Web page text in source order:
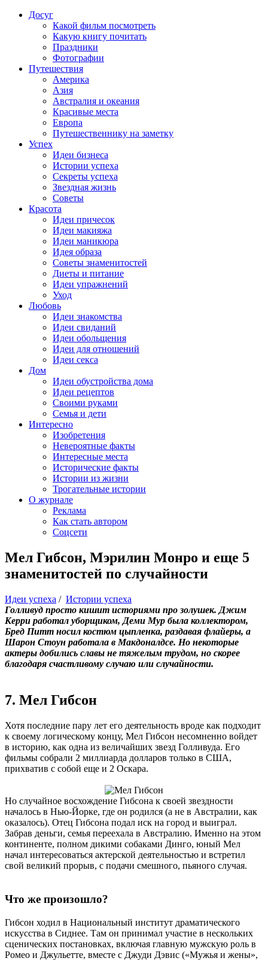
Досуг
Какой фильм посмотреть
Какую книгу почитать
Праздники
Фотографии
Путешествия
Америка
Азия
Австралия и океания
Красивые места
Европа
Путешественнику на заметку
Успех
Идеи бизнеса
Истории успеха
Секреты успеха
Звездная жизнь
Советы
Красота
Идеи причесок
Идеи макияжа
Идеи маникюра
Идея образа
Советы знаменитостей
Диеты и питание
Идеи упражнений
Уход
Любовь
Идеи знакомства
Идеи свиданий
Идеи обольщения
Идеи для отношений
Идеи секса
Дом
Идеи обустройства дома
Идеи рецептов
Своими руками
Семья и дети
Интересно
Изобретения
Невероятные факты
Интересные места
Исторические факты
Истории из жизни
Трогательные истории
О журнале
Реклама
Как стать автором
Соцсети
Мел Гибсон, Мэрилин Монро и еще 5
знаменитостей по случайности
Идеи успеха / Истории успеха
Голливуд просто кишит историями про золушек. Джим
Керри работал уборщиком, Деми Мур была коллектором,
Бред Питт носил костюм цыпленка, раздавая флайеры, а
Шарон Стоун работала в Макдоналдсе. Но некоторые
актеры добились славы не тяжелым трудом, но скорее
благодаря счастливому случаю или случайности.
7. Мел Гибсон
Хотя последние пару лет его деятельность вроде как подходит
к своему логическому концу, Мел Гибсон несомненно войдет
в историю, как одна из величайших звезд Голливуда. Его
фильмы собрали 2 миллиарда долларов только в США,
прихватив с собой еще и 2 Оскара.
Но случайное восхождение Гибсона к своей звездности
началось в Нью-Йорке, где он родился (а не в Австралии, как
оказалось). Отец Гибсона подал иск на город и выиграл.
Забрав деньги, семья переехала в Австралию. Именно на этом
континенте, полном дикими собаками Динго, юный Мел
начал интересоваться актерской деятельностью и встретил
свой великий прорыв, с подачи смешного, пьяного случая.
Что же произошло?
Гибсон ходил в Национальный институт драматического
искусства в Сиднее. Там он принимал участие в нескольких
сценических постановках, включая главную мужскую роль в
Ромео и Джульетте, вместе с Джуди Дэвис («Мужья и жены»,